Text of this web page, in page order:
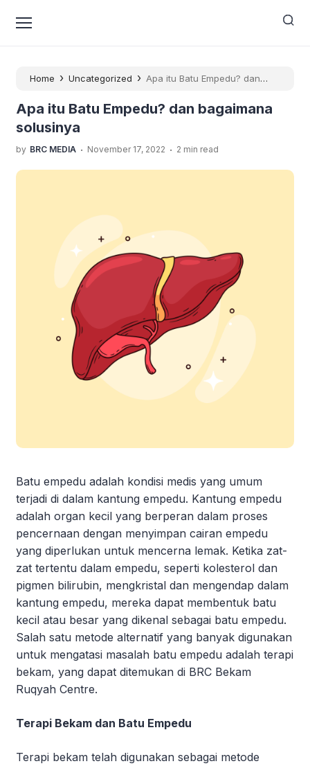
Home › Uncategorized › Apa itu Batu Empedu? dan
Apa itu Batu Empedu? dan bagaimana
solusinya
by BRC MEDIA . November 17, 2022 . 2 min read
Batu empedu adalah kondisi medis yang umum
terjadi di dalam kantung empedu. Kantung empedu
adalah organ kecil yang berperan dalam proses
pencernaan dengan menyimpan cairan empedu
yang diperlukan untuk mencerna lemak. Ketika zat-
zat tertentu dalam empedu, seperti kolesterol dan
pigmen bilirubin, mengkristal dan mengendap dalam
kantung empedu, mereka dapat membentuk batu
kecil atau besar yang dikenal sebagai batu empedu.
Salah satu metode alternatif yang banyak digunakan
untuk mengatasi masalah batu empedu adalah terapi
bekam, yang dapat ditemukan di BRC Bekam
Ruqyah Centre.
Terapi Bekam dan Batu Empedu
Terapi bekam telah digunakan sebagai metode